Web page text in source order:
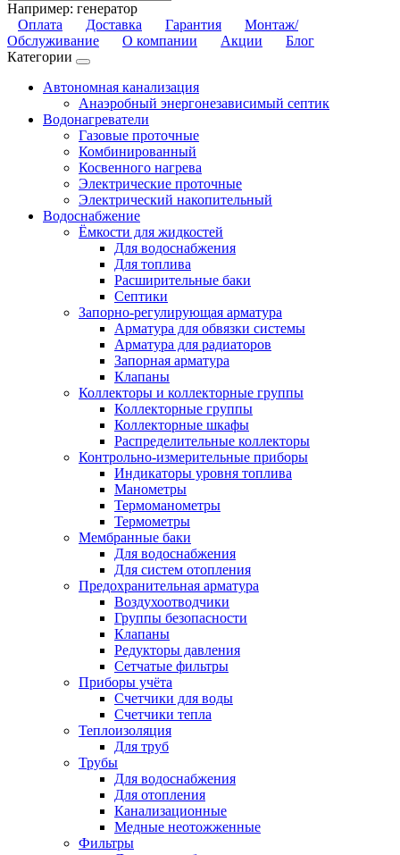
Например: генератор
Оплата
Доставка Гарантия
Монтаж/
Обслуживание
О компании Акции
Блог
Категории
Автономная канализация
Анаэробный энергонезависимый септик
Водонагреватели
Газовые проточные
Комбинированный
Косвенного нагрева
Электрические проточные
Электрический накопительный
Водоснабжение
Ёмкости для жидкостей
Для водоснабжения
Для топлива
Расширительные баки
Септики
Запорно-регулирующая арматура
Арматура для обвязки системы
Арматура для радиаторов
Запорная арматура
Клапаны
Коллекторы и коллекторные группы
Коллекторные группы
Коллекторные шкафы
Распределительные коллекторы
Контрольно-измерительные приборы
Индикаторы уровня топлива
Манометры
Термоманометры
Термометры
Мембранные баки
Для водоснабжения
Для систем отопления
Предохранительная арматура
Воздухоотводчики
Группы безопасности
Клапаны
Редукторы давления
Сетчатые фильтры
Приборы учёта
Счетчики для воды
Счетчики тепла
Теплоизоляция
Для труб
Трубы
Для водоснабжения
Для отопления
Канализационные
Медные неотожженные
Фильтры